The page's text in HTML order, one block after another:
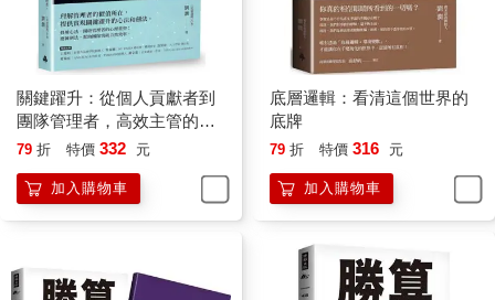
道歉，不需要花時間嗎？他耍無賴和我吵起來，不是更需要花時
間嗎？我的時間難道沒地方花了嗎？對方還可能反咬一口：「你
怎麼把腳亂放啊？！」
那怎麼辦？我要說「我的錯，我的錯」，然後心平氣和地走到旁
邊。這是因為，我的時間比他的值錢，浪費同樣的時間，我的損
失大——「誰的損失大，就是誰的錯」。
一個人心中，應該有三種「對錯觀」：①法學家的對錯觀，②經
濟學家的對錯觀，③商人的對錯觀。
舉個例子：壞人A誘騙好人B進入C的沒有鎖門的工地，B失足摔
死了。請問，這是誰的錯？
關鍵躍升：從個人貢獻者到
團隊管理者，高效主管的底
層邏輯
79 折 特價 332 元
加入購物車
底層邏輯：看清這個世界的
底牌
79 折 特價 316 元
加入購物車